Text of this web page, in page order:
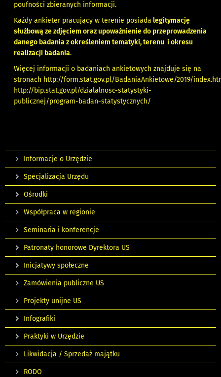
poufności zbieranych informacji.
Każdy ankieter pracujący w terenie posiada legitymację
służbową ze zdjęciem oraz upoważnienie do przeprowadzenia
danego badania z określeniem tematyki, terenu i okresu
realizacji badania.
Więcej informacji o badaniach ankietowych znajduje się na
stronach http://form.stat.gov.pl/BadaniaAnkietowe/2019/
http://bip.stat.gov.pl/dzialalnosc-statystyki-
publicznej/program-badan-statystycznych/
Informacje o Urzędzie
Specjalizacja Urzędu
Ośrodki
Współpraca w regionie
Seminaria i konferencje
Patronaty honorowe Dyrektora US
Inicjatywy społeczne
Zamówienia publiczne US
Projekty unijne US
Infografiki
Praktyki w Urzędzie
Likwidacja / Sprzedaż majątku
RODO